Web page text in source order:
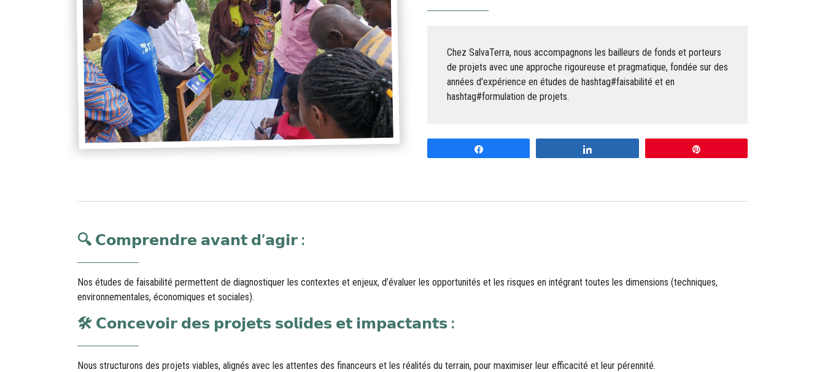
Chez SalvaTerra, nous accompagnons les bailleurs de fonds et porteurs
de projets avec une approche rigoureuse et pragmatique, fondée sur des
années d'expérience en études de hashtag#faisabilité et en
hashtag#formulation de projets.
🔍 𝗖𝗼𝗺𝗽𝗿𝗲𝗻𝗱𝗿𝗲 𝗮𝘃𝗮𝗻𝘁 𝗱’𝗮𝗴𝗶𝗿 :
Nos études de faisabilité permettent de diagnostiquer les contextes et enjeux, d’évaluer les opportunités et les risques en intégrant toutes les dimensions (techniques,
environnementales, économiques et sociales).
🛠️ 𝗖𝗼𝗻𝗰𝗲𝘃𝗼𝗶𝗿 𝗱𝗲𝘀 𝗽𝗿𝗼𝗷𝗲𝘁𝘀 𝘀𝗼𝗹𝗶𝗱𝗲𝘀 𝗲𝘁 𝗶𝗺𝗽𝗮𝗰𝘁𝗮𝗻𝘁𝘀 :
Nous structurons des projets viables, alignés avec les attentes des financeurs et les réalités du terrain, pour maximiser leur efficacité et leur pérennité.